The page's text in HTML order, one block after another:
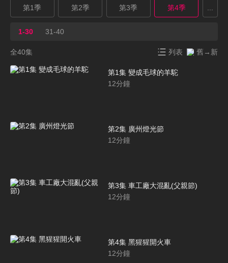
第1季 第2季 第3季 第4季
1-30 31-40
全40集 列表 舊→新
第1集 變成毛球的羊駝
12分鐘
第2集 廣州燈光節
12分鐘
第3集 車工廠大混亂(父親節)
12分鐘
第4集 黑猩猩開火車
12分鐘